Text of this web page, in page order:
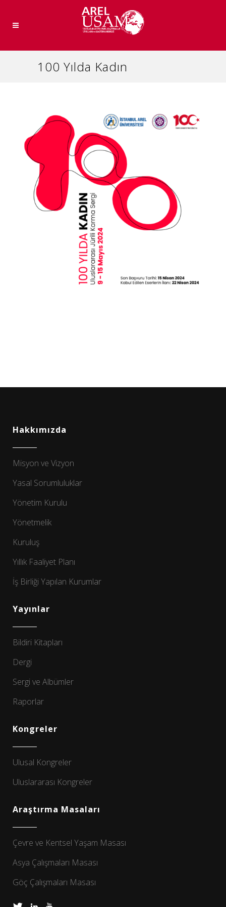
100 Yılda Kadın
Hakkımızda
Misyon ve Vizyon
Yasal Sorumluluklar
Yönetim Kurulu
Yönetmelik
Kuruluş
Yıllık Faaliyet Planı
İş Birliği Yapılan Kurumlar
Yayınlar
Bildiri Kitapları
Dergi
Sergi ve Albümler
Raporlar
Kongreler
Ulusal Kongreler
Uluslararası Kongreler
Araştırma Masaları
Çevre ve Kentsel Yaşam Masası
Asya Çalışmaları Masası
Göç Çalışmaları Masası